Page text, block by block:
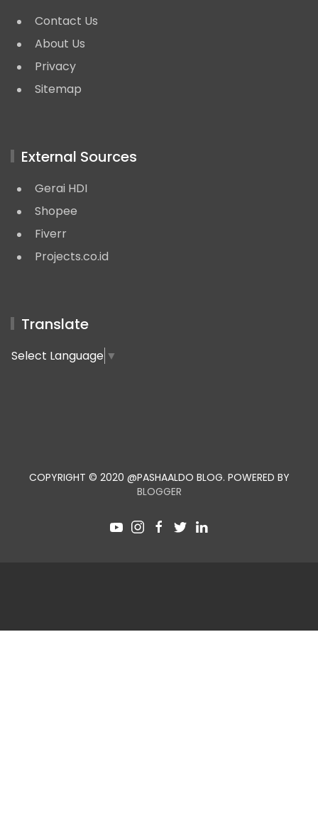
Contact Us
About Us
Privacy
Sitemap
External Sources
Gerai HDI
Shopee
Fiverr
Projects.co.id
Translate
Select Language ▼
COPYRIGHT © 2020 @PASHAALDO BLOG. POWERED BY
BLOGGER